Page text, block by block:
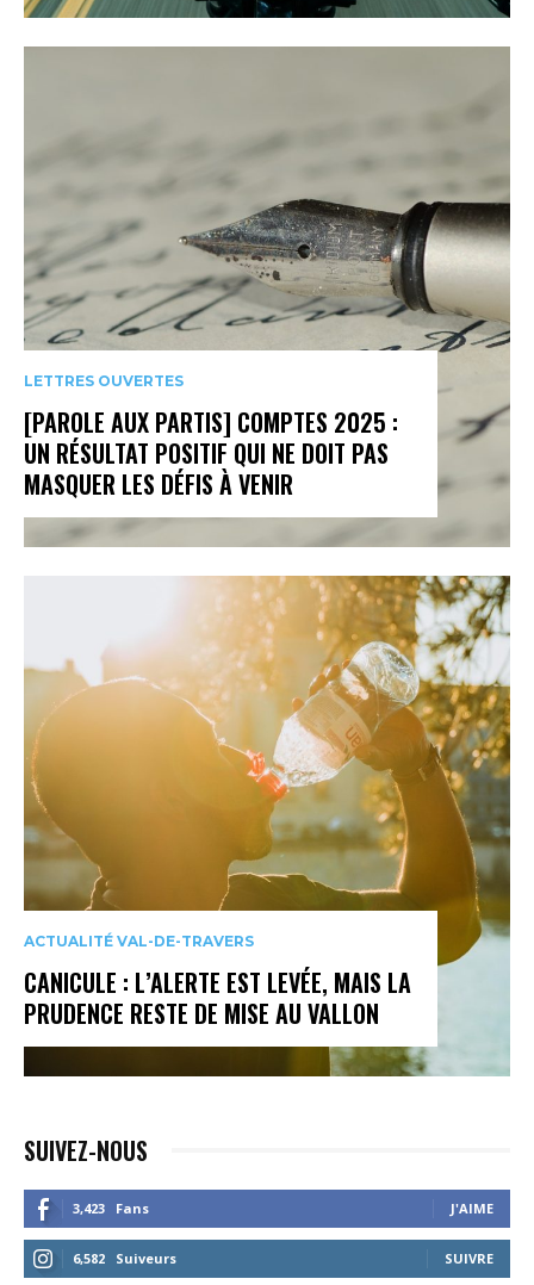
LETTRES OUVERTES
[PAROLE AUX PARTIS] COMPTES 2025 :
UN RÉSULTAT POSITIF QUI NE DOIT PAS
MASQUER LES DÉFIS À VENIR
ACTUALITÉ VAL-DE-TRAVERS
CANICULE : L’ALERTE EST LEVÉE, MAIS LA
PRUDENCE RESTE DE MISE AU VALLON
SUIVEZ-NOUS
3,423 Fans J'AIME
6,582 Suiveurs SUIVRE